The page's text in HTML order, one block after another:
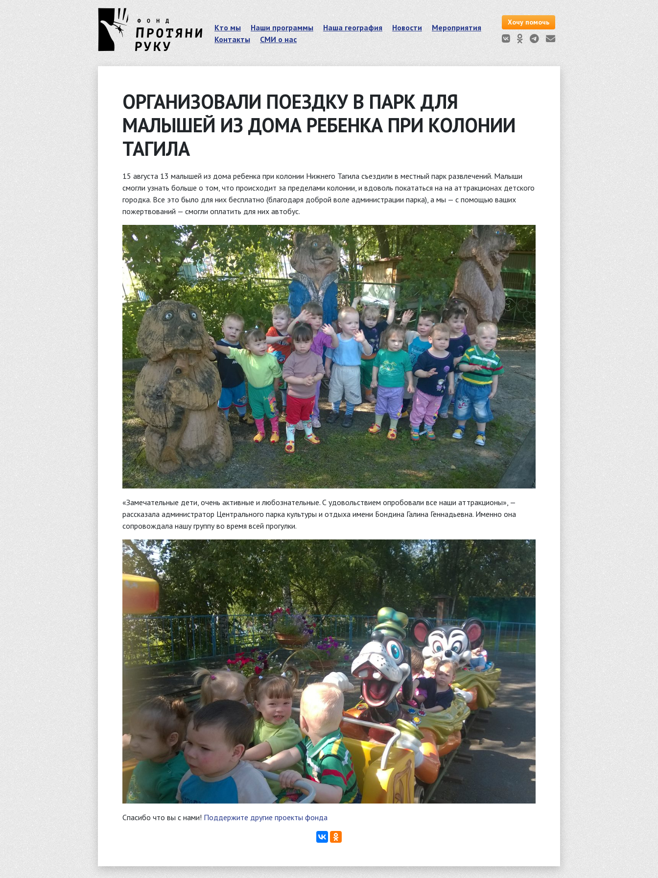
Кто мы Наши программы Наша география Новости
Мероприятия
Контакты
СМИ о нас
Хочу помочь
ОРГАНИЗОВАЛИ ПОЕЗДКУ В ПАРК ДЛЯ
МАЛЫШЕЙ ИЗ ДОМА РЕБЕНКА ПРИ КОЛОНИИ
ТАГИЛА
15 августа 13 малышей из дома ребенка при колонии Нижнего Тагила съездили в местный парк развлечений. Малыши
смогли узнать больше о том, что происходит за пределами колонии, и вдоволь покататься на на аттракционах детского
городка. Все это было для них бесплатно (благодаря доброй воле администрации парка), а мы — с помощью ваших
пожертвований — смогли оплатить для них автобус.
«Замечательные дети, очень активные и любознательные. С удовольствием опробовали все наши аттракционы», —
рассказала администратор Центрального парка культуры и отдыха имени Бондина Галина Геннадьевна. Именно она
сопровождала нашу группу во время всей прогулки.
Спасибо что вы с нами! Поддержите другие проекты фонда